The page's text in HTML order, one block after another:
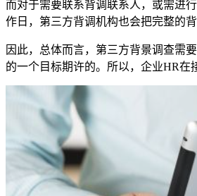
而对于需要联系背调联系人，或需进
作日，第三方背调机构也会把完整的
因此，总体而言，第三方背景调查需
的一个目标期许的。所以，企业HR在